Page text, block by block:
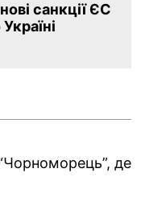
санкції ЄС
де